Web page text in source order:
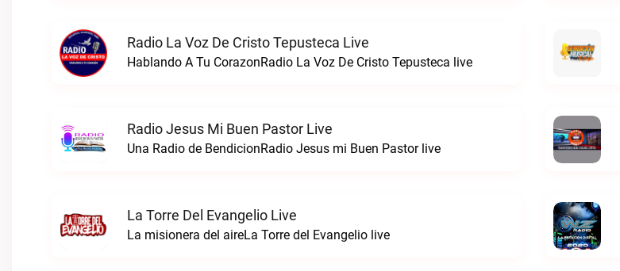
Radio La Voz De Cristo Tepusteca Live
Hablando A Tu CorazonRadio La Voz De Cristo Tepusteca live
Radio Jesus Mi Buen Pastor Live
Una Radio de BendicionRadio Jesus mi Buen Pastor live
La Torre Del Evangelio Live
La misionera del aireLa Torre del Evangelio live